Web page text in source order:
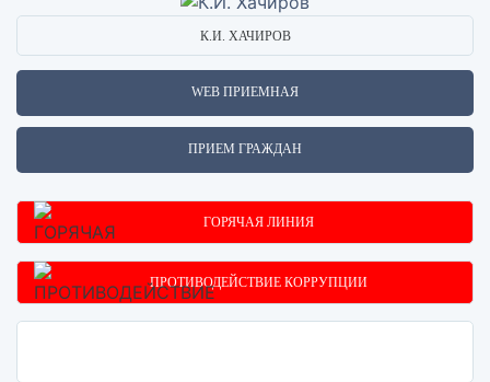
К.И. ХАЧИРОВ
WEB ПРИЕМНАЯ
ПРИЕМ ГРАЖДАН
ГОРЯЧАЯ ЛИНИЯ
ПРОТИВОДЕЙСТВИЕ КОРРУПЦИИ